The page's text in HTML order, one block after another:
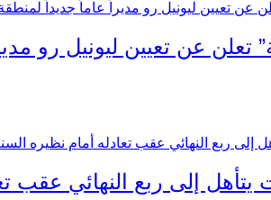
إلى ربع النهائي عقب